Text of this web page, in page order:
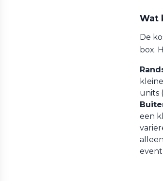
Wat
De
box.
units
een